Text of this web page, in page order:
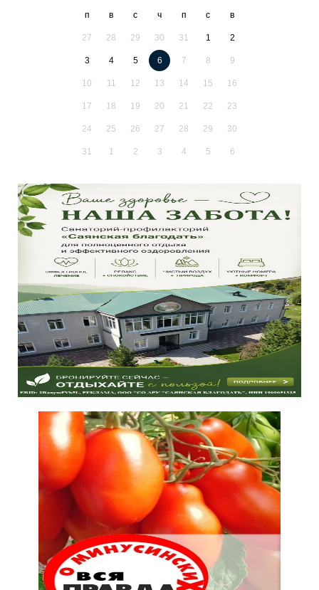
п в с ч п с в
27 28 29 30 31 1 2
3 4 5 6 7 8 9
10 11 12 13 14 15 16
17 18 19 20 21 22 23
24 25 26 27 28 29 30
31 1 2 3 4 5 6